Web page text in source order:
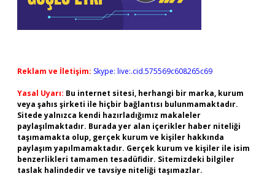
Reklam ve İletişim: Skype: live:.cid.575569c608265c69
Yasal Uyarı: Bu internet sitesi, herhangi bir marka, kurum
veya şahıs şirketi ile hiçbir bağlantısı bulunmamaktadır.
Sitede yalnızca kendi hazırladığımız makaleler
paylaşılmaktadır. Burada yer alan içerikler haber niteliği
taşımamakta olup, gerçek kurum ve kişiler hakkında
paylaşım yapılmamaktadır. Gerçek kurum ve kişiler ile isim
benzerlikleri tamamen tesadüfidir. Sitemizdeki bilgiler
taslak halindedir ve tavsiye niteliği taşımazlar.